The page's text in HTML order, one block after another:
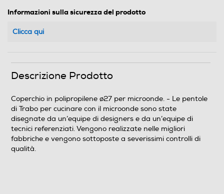
Informazioni sulla sicurezza del prodotto
Clicca qui
Descrizione Prodotto
Coperchio in polipropilene ø27 per microonde. - Le pentole
di Trabo per cucinare con il microonde sono state
disegnate da un’equipe di designers e da un’equipe di
tecnici referenziati. Vengono realizzate nelle migliori
fabbriche e vengono sottoposte a severissimi controlli di
qualità.